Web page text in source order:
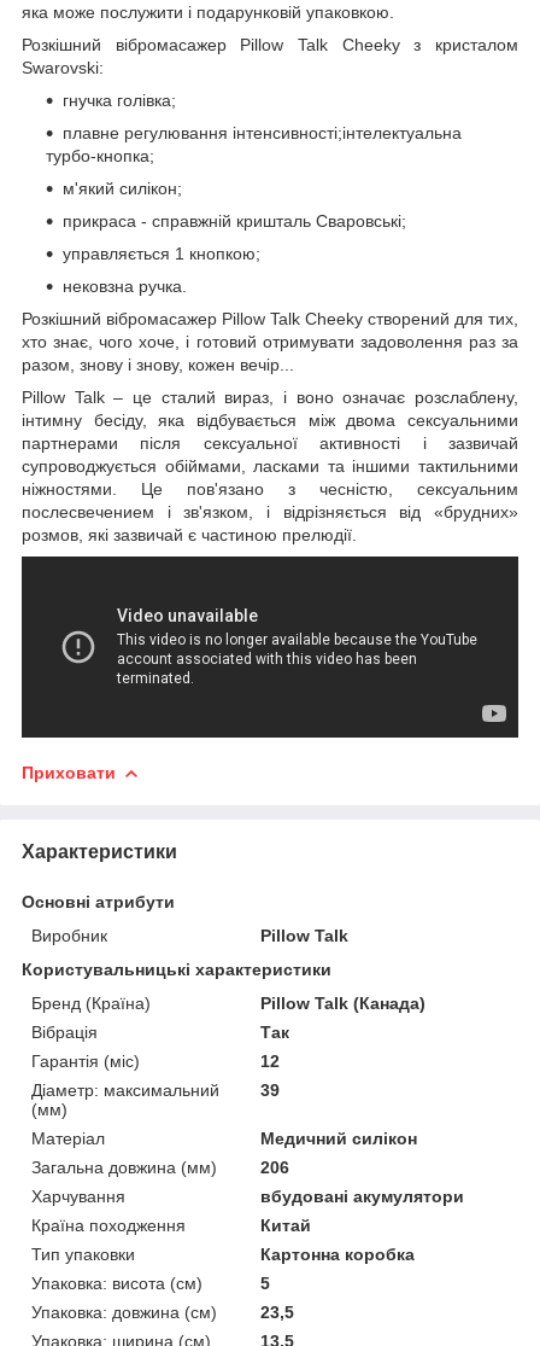
яка може послужити і подарунковій упаковкою.
Розкішний вібромасажер Pillow Talk Cheeky з кристалом
Swarovski:
гнучка голівка;
плавне регулювання інтенсивності;інтелектуальна
турбо-кнопка;
м'який силікон;
прикраса - справжній кришталь Сваровські;
управляється 1 кнопкою;
нековзна ручка.
Розкішний вібромасажер Pillow Talk Cheeky створений для тих,
хто знає, чого хоче, і готовий отримувати задоволення раз за
разом, знову і знову, кожен вечір...
Pillow Talk – це сталий вираз, і воно означає розслаблену,
інтимну бесіду, яка відбувається між двома сексуальними
партнерами після сексуальної активності і зазвичай
супроводжується обіймами, ласками та іншими тактильними
ніжностями. Це пов'язано з чесністю, сексуальним
послесвечением і зв'язком, і відрізняється від «брудних»
розмов, які зазвичай є частиною прелюдії.
Приховати
Характеристики
Основні атрибути
Виробник
Pillow Talk
Користувальницькі характеристики
Бренд (Країна)
Pillow Talk (Канада)
Вібрація
Так
Гарантія (міс)
12
Діаметр: максимальний
(мм)
39
Матеріал
Медичний силікон
Загальна довжина (мм)
206
Харчування
вбудовані акумулятори
Країна походження
Китай
Тип упаковки
Картонна коробка
Упаковка: висота (см)
5
Упаковка: довжина (см)
23,5
Упаковка: ширина (см)
13,5